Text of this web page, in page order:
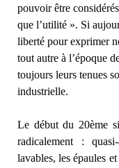
pouvoir être
que l’utilité ». Si
liberté pour exprimer
tout autre à l’époque
toujours leurs tenues
industrielle.
Le début du 20ème
radicalement :
lavables, les épaules